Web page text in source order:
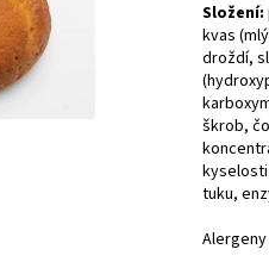
Složení:
kvas
droždí,
škrob,
tuku,